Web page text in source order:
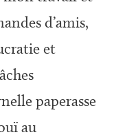
d’amis,
et
paperasse
au